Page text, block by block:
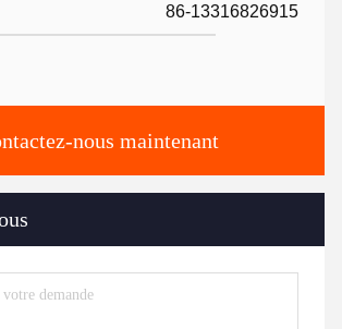
86-13316826915
nous maintenant